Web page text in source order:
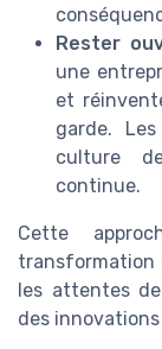
Rester
une
et
garde.
culture
continue.
Cette
transformation
les attentes
des